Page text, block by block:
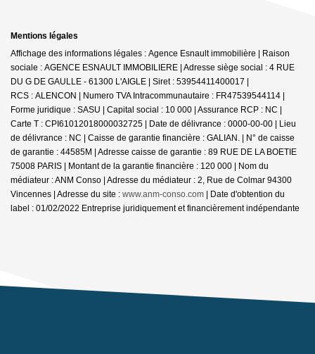
Mentions légales
Affichage des informations légales : Agence Esnault immobilière | Raison
sociale : AGENCE ESNAULT IMMOBILIERE | Adresse siège social : 4 RUE
DU G DE GAULLE - 61300 L'AIGLE | Siret : 53954411400017 |
RCS : ALENCON | Numero TVA Intracommunautaire : FR47539544114 |
Forme juridique : SASU | Capital social : 10 000 | Assurance RCP : NC |
Carte T : CPI61012018000032725 | Date de délivrance : 0000-00-00 | Lieu
de délivrance : NC | Caisse de garantie financière : GALIAN. | N° de caisse
de garantie : 44585M | Adresse caisse de garantie : 89 RUE DE LA BOETIE
75008 PARIS | Montant de la garantie financière : 120 000 | Nom du
médiateur : ANM Conso | Adresse du médiateur : 2, Rue de Colmar 94300
Vincennes | Adresse du site : www.anm-conso.com | Date d'obtention du
label : 01/02/2022 Entreprise juridiquement et financièrement indépendante